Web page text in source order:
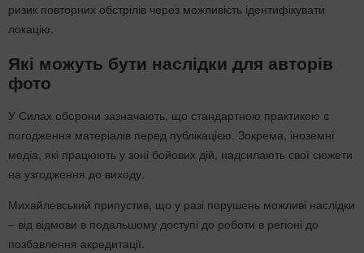
ризик повторних обстрілів через можливість ідентифікувати
локацію.
Які можуть бути наслідки для авторів
фото
У Силах оборони зазначають, що стандартною практикою є
погодження матеріалів перед публікацією. Зокрема, іноземні
медіа, які працюють у зоні бойових дій, надсилають свої сюжети
на узгодження до виходу.
Михайлевський припустив, що у разі порушень можливі наслідки
– від відмови в подальшому доступі до роботи в регіоні до
позбавлення акредитації.